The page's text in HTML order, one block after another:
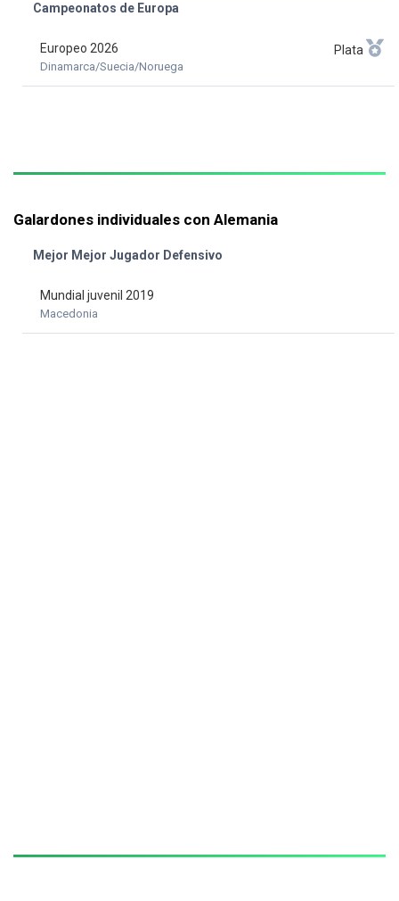
Campeonatos de Europa
Europeo 2026
Dinamarca/Suecia/Noruega
Plata
Galardones individuales con Alemania
Mejor Mejor Jugador Defensivo
Mundial juvenil 2019
Macedonia